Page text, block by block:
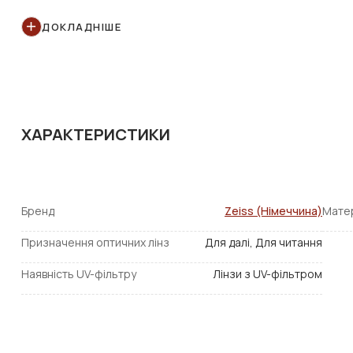
Опис:ДОКЛАДНІШЕ
ХАРАКТЕРИСТИКИ
Бренд Zeiss (Німеччина)
Призначення оптичних лінз Для далі, Для читання
Наявність UV-фільтру Лінзи з UV-фільтром